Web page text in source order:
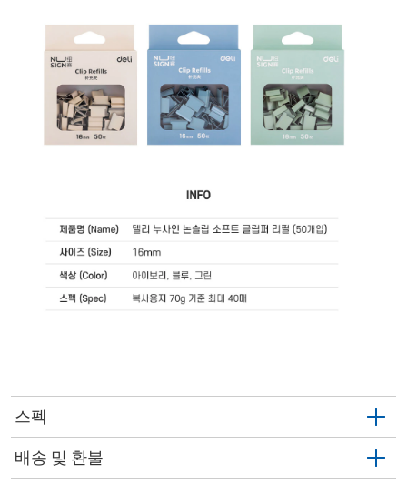
스펙
배송 및 환불